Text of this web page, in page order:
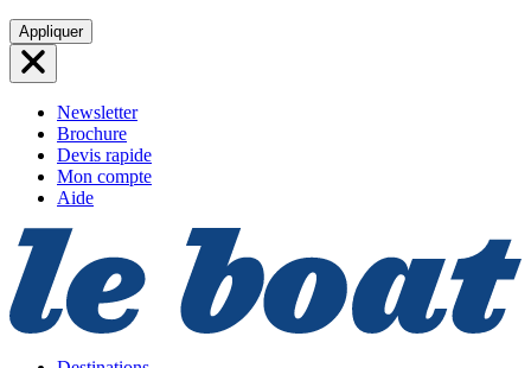
Aller
au
contenu
Appliquer
Newsletter
Brochure
Devis rapide
Mon compte
Aide